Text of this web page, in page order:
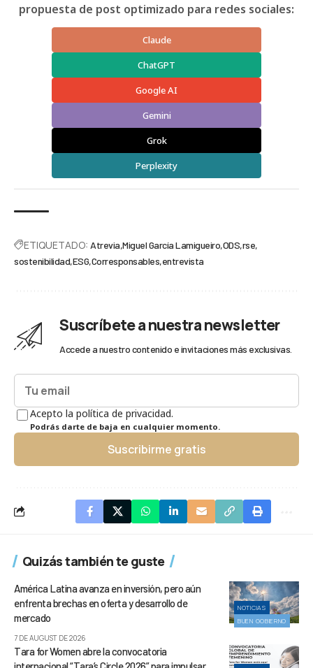
propuesta de post optimizado para redes sociales:
Claude
ChatGPT
Google AI
Gemini
Grok
Perplexity
ETIQUETADO: Atrevia Miguel García Lamigueiro ODS rse
sostenibilidad ESG Corresponsables entrevista
Suscríbete a nuestra newsletter
Accede a nuestro contenido e invitaciones más exclusivas.
Acepto la política de privacidad.
Podrás darte de baja en cualquier momento.
Suscribirme gratis
Quizás también te guste
NOTICIAS
BUEN GOBIERNO
América Latina avanza en inversión, pero aún
enfrenta brechas en oferta y desarrollo de
mercado
7 DE AUGUST DE 2026
Tara for Women abre la convocatoria